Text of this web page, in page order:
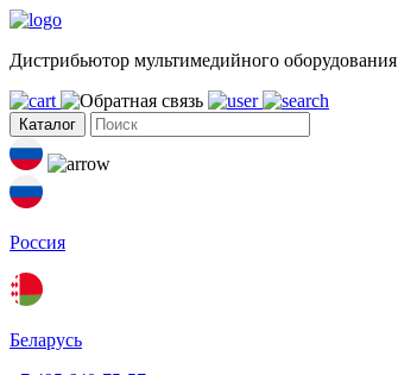
Дистрибьютор мультимедийного оборудования
Каталог
Россия
Беларусь